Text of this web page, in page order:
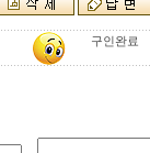
구인완료